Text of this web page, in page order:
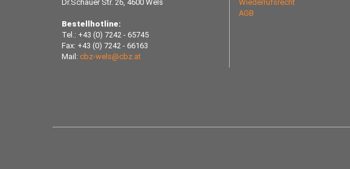
Dr.Schauer Str. 26, 4600 Wels
Bestellhotline:
Tel.: +43 (0) 7242 - 65745
Fax: +43 (0) 7242 - 66163
Mail: cbz-wels@cbz.at
Wiederrufsrecht
AGB